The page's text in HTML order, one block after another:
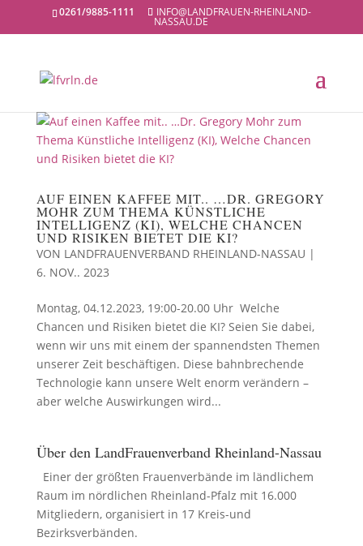
0261/9885-1111 INFO@LANDFRAUEN-RHEINLAND-
NASSAU.DE
AUF EINEN KAFFEE MIT.. …DR. GREGORY
MOHR ZUM THEMA KÜNSTLICHE
INTELLIGENZ (KI), WELCHE CHANCEN
UND RISIKEN BIETET DIE KI?
VON LANDFRAUENVERBAND RHEINLAND-NASSAU |
6. NOV.. 2023
Montag, 04.12.2023, 19:00-20.00 Uhr Welche
Chancen und Risiken bietet die KI? Seien Sie dabei,
wenn wir uns mit einem der spannendsten Themen
unserer Zeit beschäftigen. Diese bahnbrechende
Technologie kann unsere Welt enorm verändern –
aber welche Auswirkungen wird...
Über den LandFrauenverband Rheinland-Nassau
Einer der größten Frauenverbände im ländlichem
Raum im nördlichen Rheinland-Pfalz mit 16.000
Mitgliedern, organisiert in 17 Kreis-und
Bezirksverbänden.